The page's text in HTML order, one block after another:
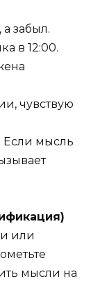
забыл.
в 12:00.
чувствую
Если мысль
или
мысли на